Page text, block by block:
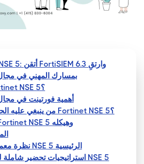
بمسارك المهني في مجال
ما هي شهادة Fortinet NSE 5؟
أهمية فورتينت في
من ينبغي عليه الحصول على شهادة Fortinet NSE 5؟
متطلبات برنامج Fortinet NSE 5 وهيكله
نظرة معمقة على اختبارات NSE 5 الرئيسية
استراتيجيات تحضير شاملة للنجاح في امتحان NSE 5